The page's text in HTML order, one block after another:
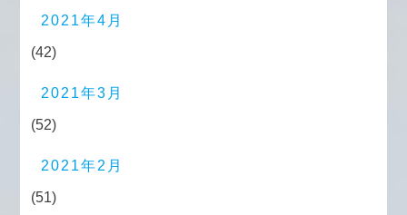
2021年4月
(42)
2021年3月
(52)
2021年2月
(51)